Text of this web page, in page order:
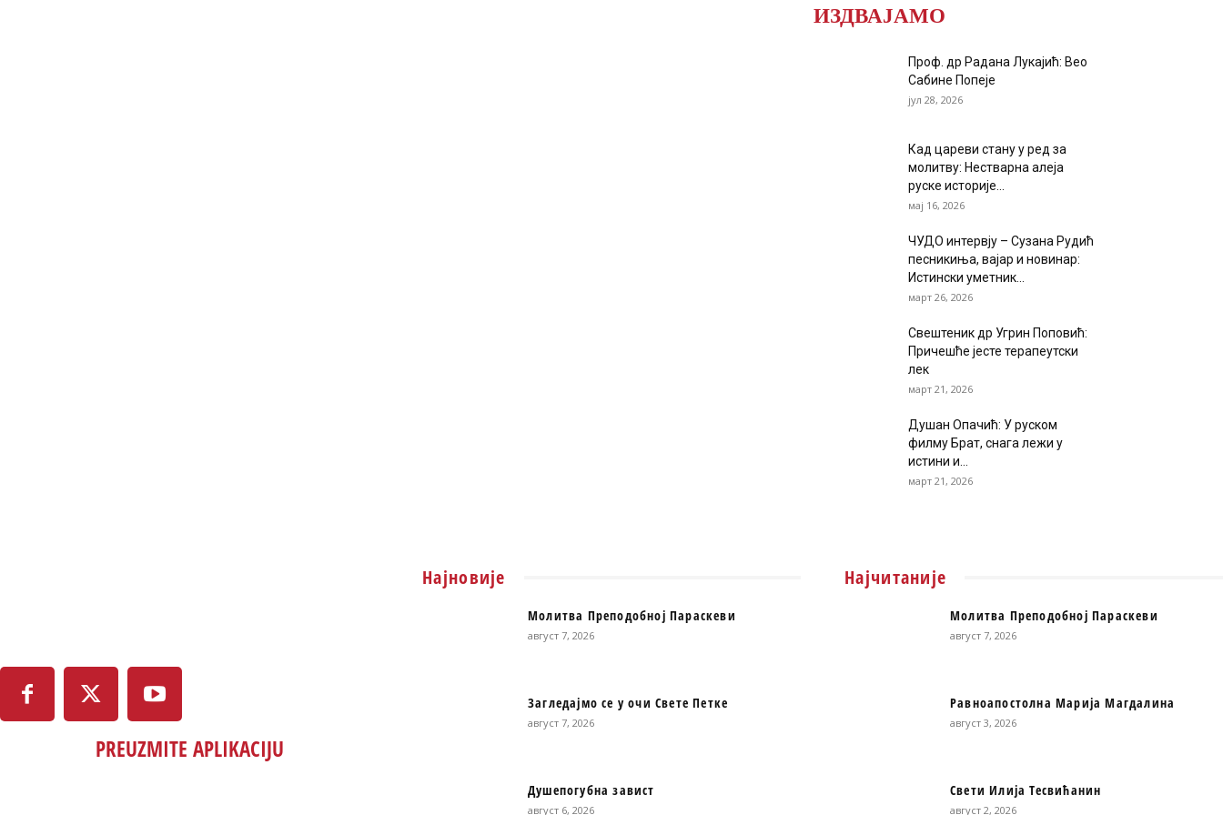
ИЗДВАЈАМО
Проф. др Радана Лукајић: Вео
Сабине Попеје
јул 28, 2026
Кад цареви стану у ред за
молитву: Нестварна алеја
руске историје...
мај 16, 2026
ЧУДО интервју – Сузана Рудић
песникиња, вајар и новинар:
Истински уметник...
март 26, 2026
Свештеник др Угрин Поповић:
Причешће јесте терапеутски
лек
март 21, 2026
Душан Опачић: У руском
филму Брат, снага лежи у
истини и...
март 21, 2026
PREUZMITE APLIKACIJU
Најновије
Молитва Преподобној Параскеви
август 7, 2026
Загледајмо се у очи Свете Петке
август 7, 2026
Душепогубна завист
август 6, 2026
Најчитаније
Молитва Преподобној Параскеви
август 7, 2026
Равноапостолна Марија Магдалина
август 3, 2026
Свети Илија Тесвићанин
август 2, 2026